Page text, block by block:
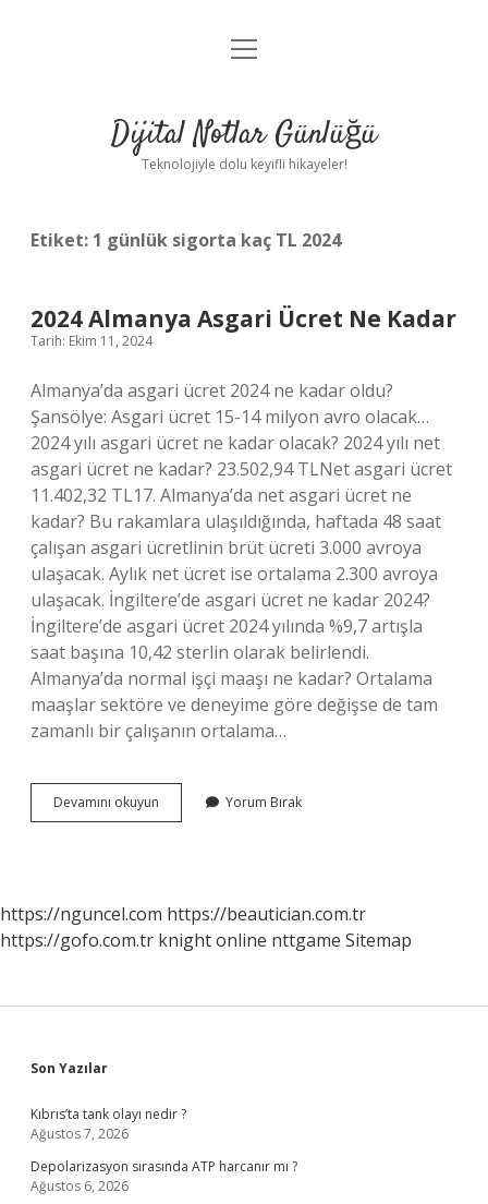
Anasayfa
Yasal Uyarı
menüyü
Dijital Notlar Günlüğü
Teknolojiyle dolu keyifli hikayeler!
Etiket: 1 günlük sigorta kaç TL 2024
2024 Almanya Asgari Ücret Ne Kadar
Tarih: Ekim 11, 2024
Almanya’da asgari ücret 2024 ne kadar oldu?
Şansölye: Asgari ücret 15-14 milyon avro olacak…
2024 yılı asgari ücret ne kadar olacak? 2024 yılı net
asgari ücret ne kadar? 23.502,94 TLNet asgari ücret
11.402,32 TL17. Almanya’da net asgari ücret ne
kadar? Bu rakamlara ulaşıldığında, haftada 48 saat
çalışan asgari ücretlinin brüt ücreti 3.000 avroya
ulaşacak. Aylık net ücret ise ortalama 2.300 avroya
ulaşacak. İngiltere’de asgari ücret ne kadar 2024?
İngiltere’de asgari ücret 2024 yılında %9,7 artışla
saat başına 10,42 sterlin olarak belirlendi.
Almanya’da normal işçi maaşı ne kadar? Ortalama
maaşlar sektöre ve deneyime göre değişse de tam
zamanlı bir çalışanın ortalama…
Devamını okuyun
Almanya
Yorum Bırak
https://nguncel.com https://beautician.com.tr
https://gofo.com.tr knight online nttgame Sitemap
Sidebar
Son Yazılar
Kıbrıs’ta tank olayı nedir ?
Ağustos 7, 2026
Depolarizasyon sırasında ATP harcanır mı ?
Ağustos 6, 2026